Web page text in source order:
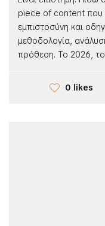
piece of content που
εμπιστοσύνη και
μεθοδολογία,
πρόθεση. Το 2026,
0 likes